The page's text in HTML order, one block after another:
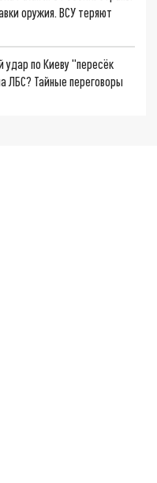
оружия. ВСУ теряют
удар по Киеву "пересёк
ЛБС? Тайные переговоры